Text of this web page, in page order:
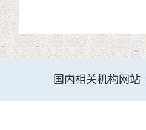
国内相关机构网站